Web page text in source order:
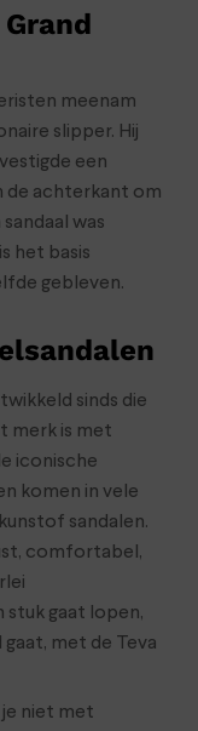
meenam
slipper. Hij
een
de achterkant om
was
het basis
gebleven.
sinds die
merk is met
iconische
komen in vele
sandalen.
comfortabel,
stuk gaat lopen,
met de Teva
je niet met